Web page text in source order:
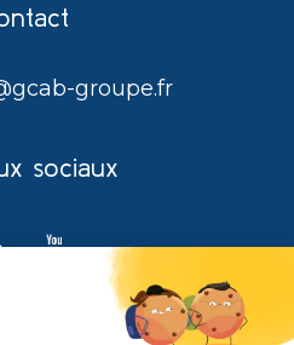
groupe.fr
sociaux